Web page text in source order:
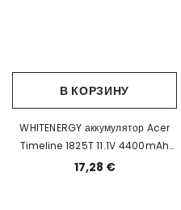
В КОРЗИНУ
WHITENERGY аккумулятор Acer
Timeline 1825T 11.1V 4400mAh
EOL
17,28 €